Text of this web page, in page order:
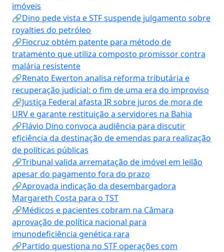
imóveis
🔗Dino pede vista e STF suspende julgamento sobre
royalties do petróleo
🔗Fiocruz obtém patente para método de
tratamento que utiliza composto promissor contra
malária resistente
🔗Renato Ewerton analisa reforma tributária e
recuperação judicial: o fim de uma era do improviso
🔗Justiça Federal afasta IR sobre juros de mora de
URV e garante restituição a servidores na Bahia
🔗Flávio Dino convoca audiência para discutir
eficiência da destinação de emendas para realização
de políticas públicas
🔗Tribunal valida arrematação de imóvel em leilão
apesar do pagamento fora do prazo
🔗Aprovada indicação da desembargadora
Margareth Costa para o TST
🔗Médicos e pacientes cobram na Câmara
aprovação de política nacional para
imunodeficiência genética rara
🔗Partido questiona no STF operações com